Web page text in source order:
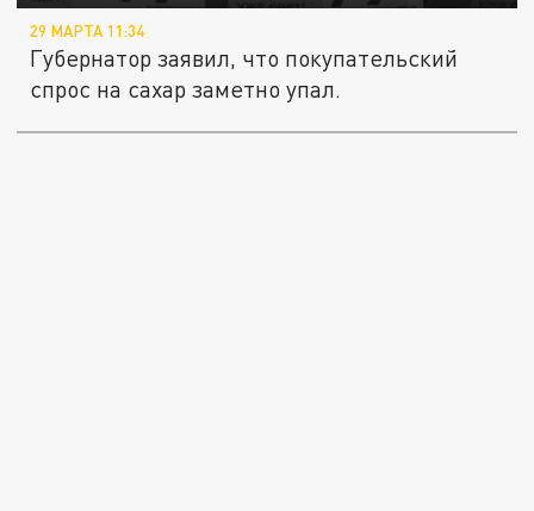
29 МАРТА 11:34
Губернатор заявил, что покупательский
спрос на сахар заметно упал.